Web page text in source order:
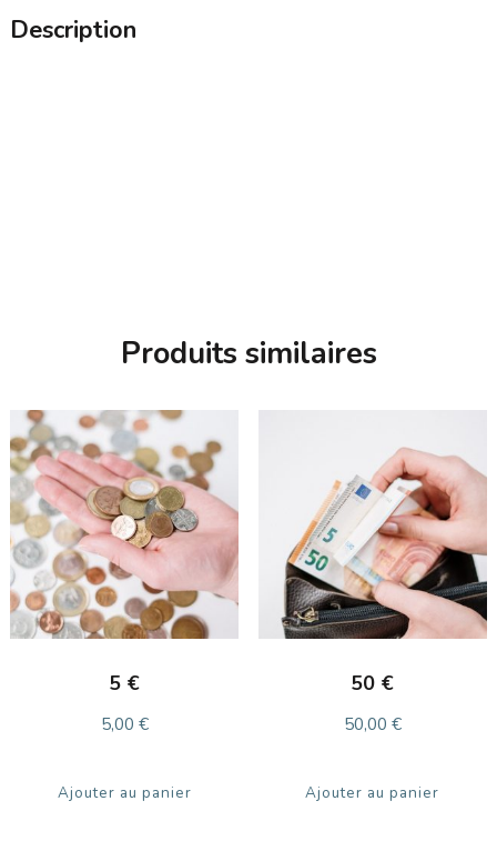
Description
Produits similaires
5 €
5,00 €
Ajouter au panier
50 €
50,00 €
Ajouter au panier